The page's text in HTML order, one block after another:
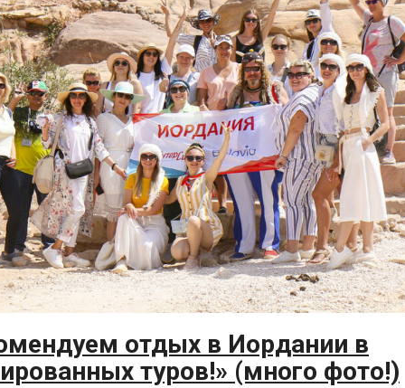
отдых в Иордании в
туров!» (много фото!)